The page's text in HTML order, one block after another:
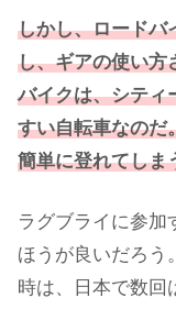
しかし、ロードバ
し、ギアの使い方
バイクは、シティ
すい自転車なのだ
簡単に登れてしま
ラグブライに参加
ほうが良いだろう
時は、日本で数回